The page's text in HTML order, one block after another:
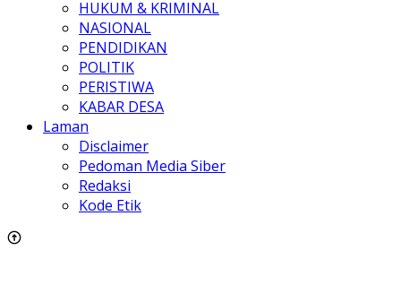
HUKUM & KRIMINAL
NASIONAL
PENDIDIKAN
POLITIK
PERISTIWA
KABAR DESA
Laman
Disclaimer
Pedoman Media Siber
Redaksi
Kode Etik